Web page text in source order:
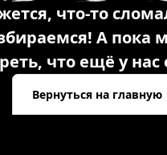
что-то
А пока
что ещё у нас
Вернуться на главную